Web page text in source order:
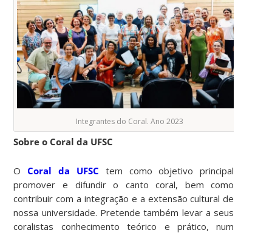
Integrantes do Coral. Ano 2023
Sobre o Coral da UFSC
OCoral da UFSC tem como objetivo principal
promover e difundir o canto coral, bem como
contribuir com a integração e a extensão cultural de
nossa universidade. Pretende também levar a seus
coralistas conhecimento teórico e prático, num